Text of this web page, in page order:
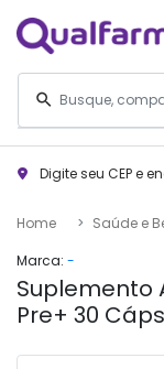
Digite seu CEP e
Home Saúde e
Marca: -
Suplemento
Pre+ 30